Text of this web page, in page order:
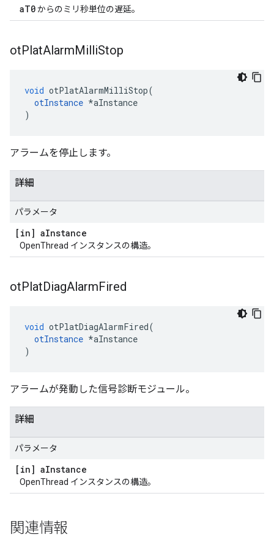
aT0からのミリ秒単位の遅延。
otPlatAlarmMilliStop
void otPlatAlarmMilliStop(
otInstance *aInstance
)
アラームを停止します。
詳細
パラメータ
[in] aInstance
OpenThread インスタンスの構造。
otPlatDiagAlarmFired
void otPlatDiagAlarmFired(
otInstance *aInstance
)
アラームが発動した信号診断モジュール。
詳細
パラメータ
[in] aInstance
OpenThread インスタンスの構造。
関連情報